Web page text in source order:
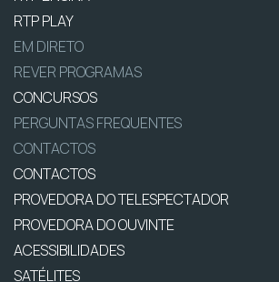
RTP PLAY
EM DIRETO
REVER PROGRAMAS
CONCURSOS
PERGUNTAS FREQUENTES
CONTACTOS
CONTACTOS
PROVEDORA DO TELESPECTADOR
PROVEDORA DO OUVINTE
ACESSIBILIDADES
SATÉLITES